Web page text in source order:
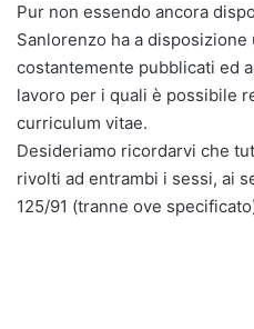
Pur non essendo ancora
Sanlorenzo ha a disposizione
costantemente pubblicati ed
lavoro per i quali è possibile
curriculum vitae.
Desideriamo ricordarvi che
rivolti ad entrambi i sessi, ai
125/91 (tranne ove